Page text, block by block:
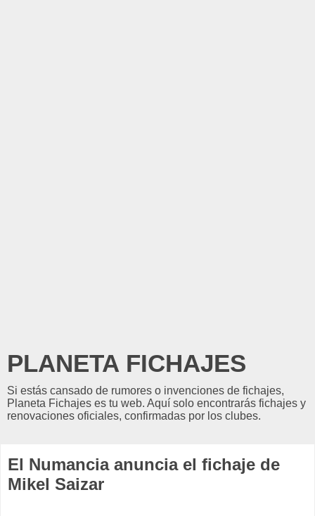
PLANETA FICHAJES
Si estás cansado de rumores o invenciones de fichajes,
Planeta Fichajes es tu web. Aquí solo encontrarás fichajes y
renovaciones oficiales, confirmadas por los clubes.
El Numancia anuncia el fichaje de
Mikel Saizar